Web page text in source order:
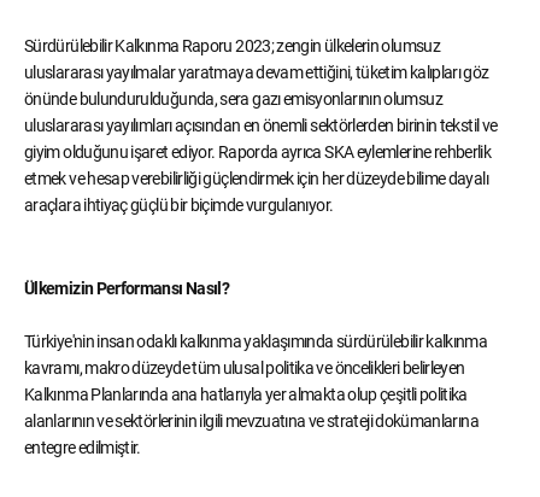
Sürdürülebilir Kalkınma Raporu 2023; zengin ülkelerin olumsuz
uluslararası yayılmalar yaratmaya devam ettiğini, tüketim kalıpları göz
önünde bulundurulduğunda, sera gazı emisyonlarının olumsuz
uluslararası yayılımları açısından en önemli sektörlerden birinin tekstil ve
giyim olduğunu işaret ediyor. Raporda ayrıca SKA eylemlerine rehberlik
etmek ve hesap verebilirliği güçlendirmek için her düzeyde bilime dayalı
araçlara ihtiyaç güçlü bir biçimde vurgulanıyor.
Ülkemizin Performansı Nasıl?
Türkiye'nin insan odaklı kalkınma yaklaşımında sürdürülebilir kalkınma
kavramı, makro düzeyde tüm ulusal politika ve öncelikleri belirleyen
Kalkınma Planlarında ana hatlarıyla yer almakta olup çeşitli politika
alanlarının ve sektörlerinin ilgili mevzuatına ve strateji dokümanlarına
entegre edilmiştir.